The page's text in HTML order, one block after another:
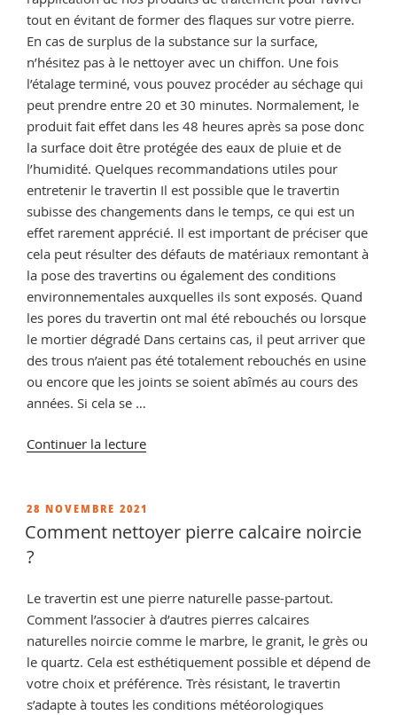
tout en évitant de former des flaques sur votre pierre.
En cas de surplus de la substance sur la surface,
n’hésitez pas à le nettoyer avec un chiffon. Une fois
l’étalage terminé, vous pouvez procéder au séchage qui
peut prendre entre 20 et 30 minutes. Normalement, le
produit fait effet dans les 48 heures après sa pose donc
la surface doit être protégée des eaux de pluie et de
l’humidité. Quelques recommandations utiles pour
entretenir le travertin Il est possible que le travertin
subisse des changements dans le temps, ce qui est un
effet rarement apprécié. Il est important de préciser que
cela peut résulter des défauts de matériaux remontant à
la pose des travertins ou également des conditions
environnementales auxquelles ils sont exposés. Quand
les pores du travertin ont mal été rebouchés ou lorsque
le mortier dégradé Dans certains cas, il peut arriver que
des trous n’aient pas été totalement rebouchés en usine
ou encore que les joints se soient abîmés au cours des
années. Si cela se …
Continuer la lecturede
la
PUBLIÉ
LE
28 NOVEMBRE 2021
Comment nettoyer pierre calcaire noircie
?
Le travertin est une pierre naturelle passe-partout.
Comment l’associer à d’autres pierres calcaires
naturelles noircie comme le marbre, le granit, le grès ou
le quartz. Cela est esthétiquement possible et dépend de
votre choix et préférence. Très résistant, le travertin
s’adapte à toutes les conditions météorologiques